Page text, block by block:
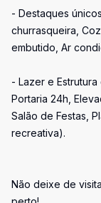
- Destaques
churrasqueira,
embutido, Ar
- Lazer e
Portaria 24h,
Salão de Festas,
recreativa).
Não deixe de